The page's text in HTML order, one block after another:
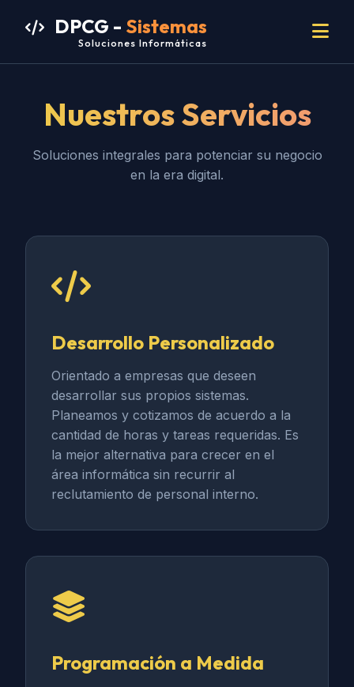
DPCG - Sistemas
Soluciones Informáticas
Nuestros Servicios
Soluciones integrales para potenciar su negocio
en la era digital.
Desarrollo Personalizado
Orientado a empresas que deseen
desarrollar sus propios sistemas.
Planeamos y cotizamos de acuerdo a la
cantidad de horas y tareas requeridas. Es
la mejor alternativa para crecer en el
área informática sin recurrir al
reclutamiento de personal interno.
Programación a Medida